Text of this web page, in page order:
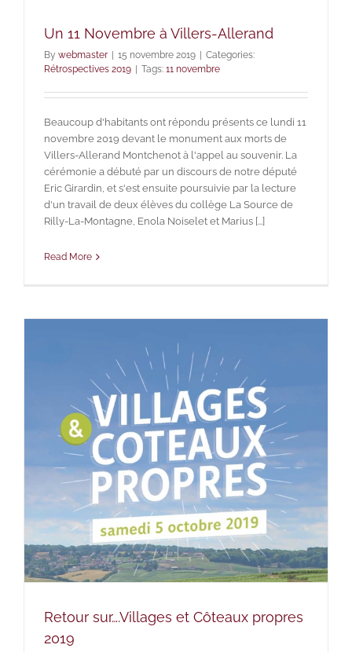
Un 11 Novembre à Villers-Allerand
By webmaster | 15 novembre 2019 | Categories:
Rétrospectives 2019 | Tags: 11 novembre
Beaucoup d'habitants ont répondu présents ce lundi 11
novembre 2019 devant le monument aux morts de
Villers-Allerand Montchenot à l'appel au souvenir. La
cérémonie a débuté par un discours de notre député
Eric Girardin, et s'est ensuite poursuivie par la lecture
d'un travail de deux élèves du collège La Source de
Rilly-La-Montagne, Enola Noiselet et Marius [...]
Read More
Retour sur….Villages et Côteaux propres
2019